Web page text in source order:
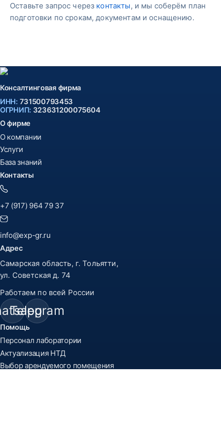
Оставьте запрос через контакты, и мы соберём план
подготовки по срокам, документам и оснащению.
Консалтинговая фирма
ИНН: 731500793453
ОГРНИП: 323631200075604
О фирме
О компании
Услуги
База знаний
Контакты
+7 (917) 964 79 37
info@exp-gr.ru
Адрес
Самарская область, г. Тольятти,
ул. Советская д. 74
Работаем по всей России
Telegram
Помощь
Персонал лаборатории
Актуализация НТД
Выбор арендуемого помещения